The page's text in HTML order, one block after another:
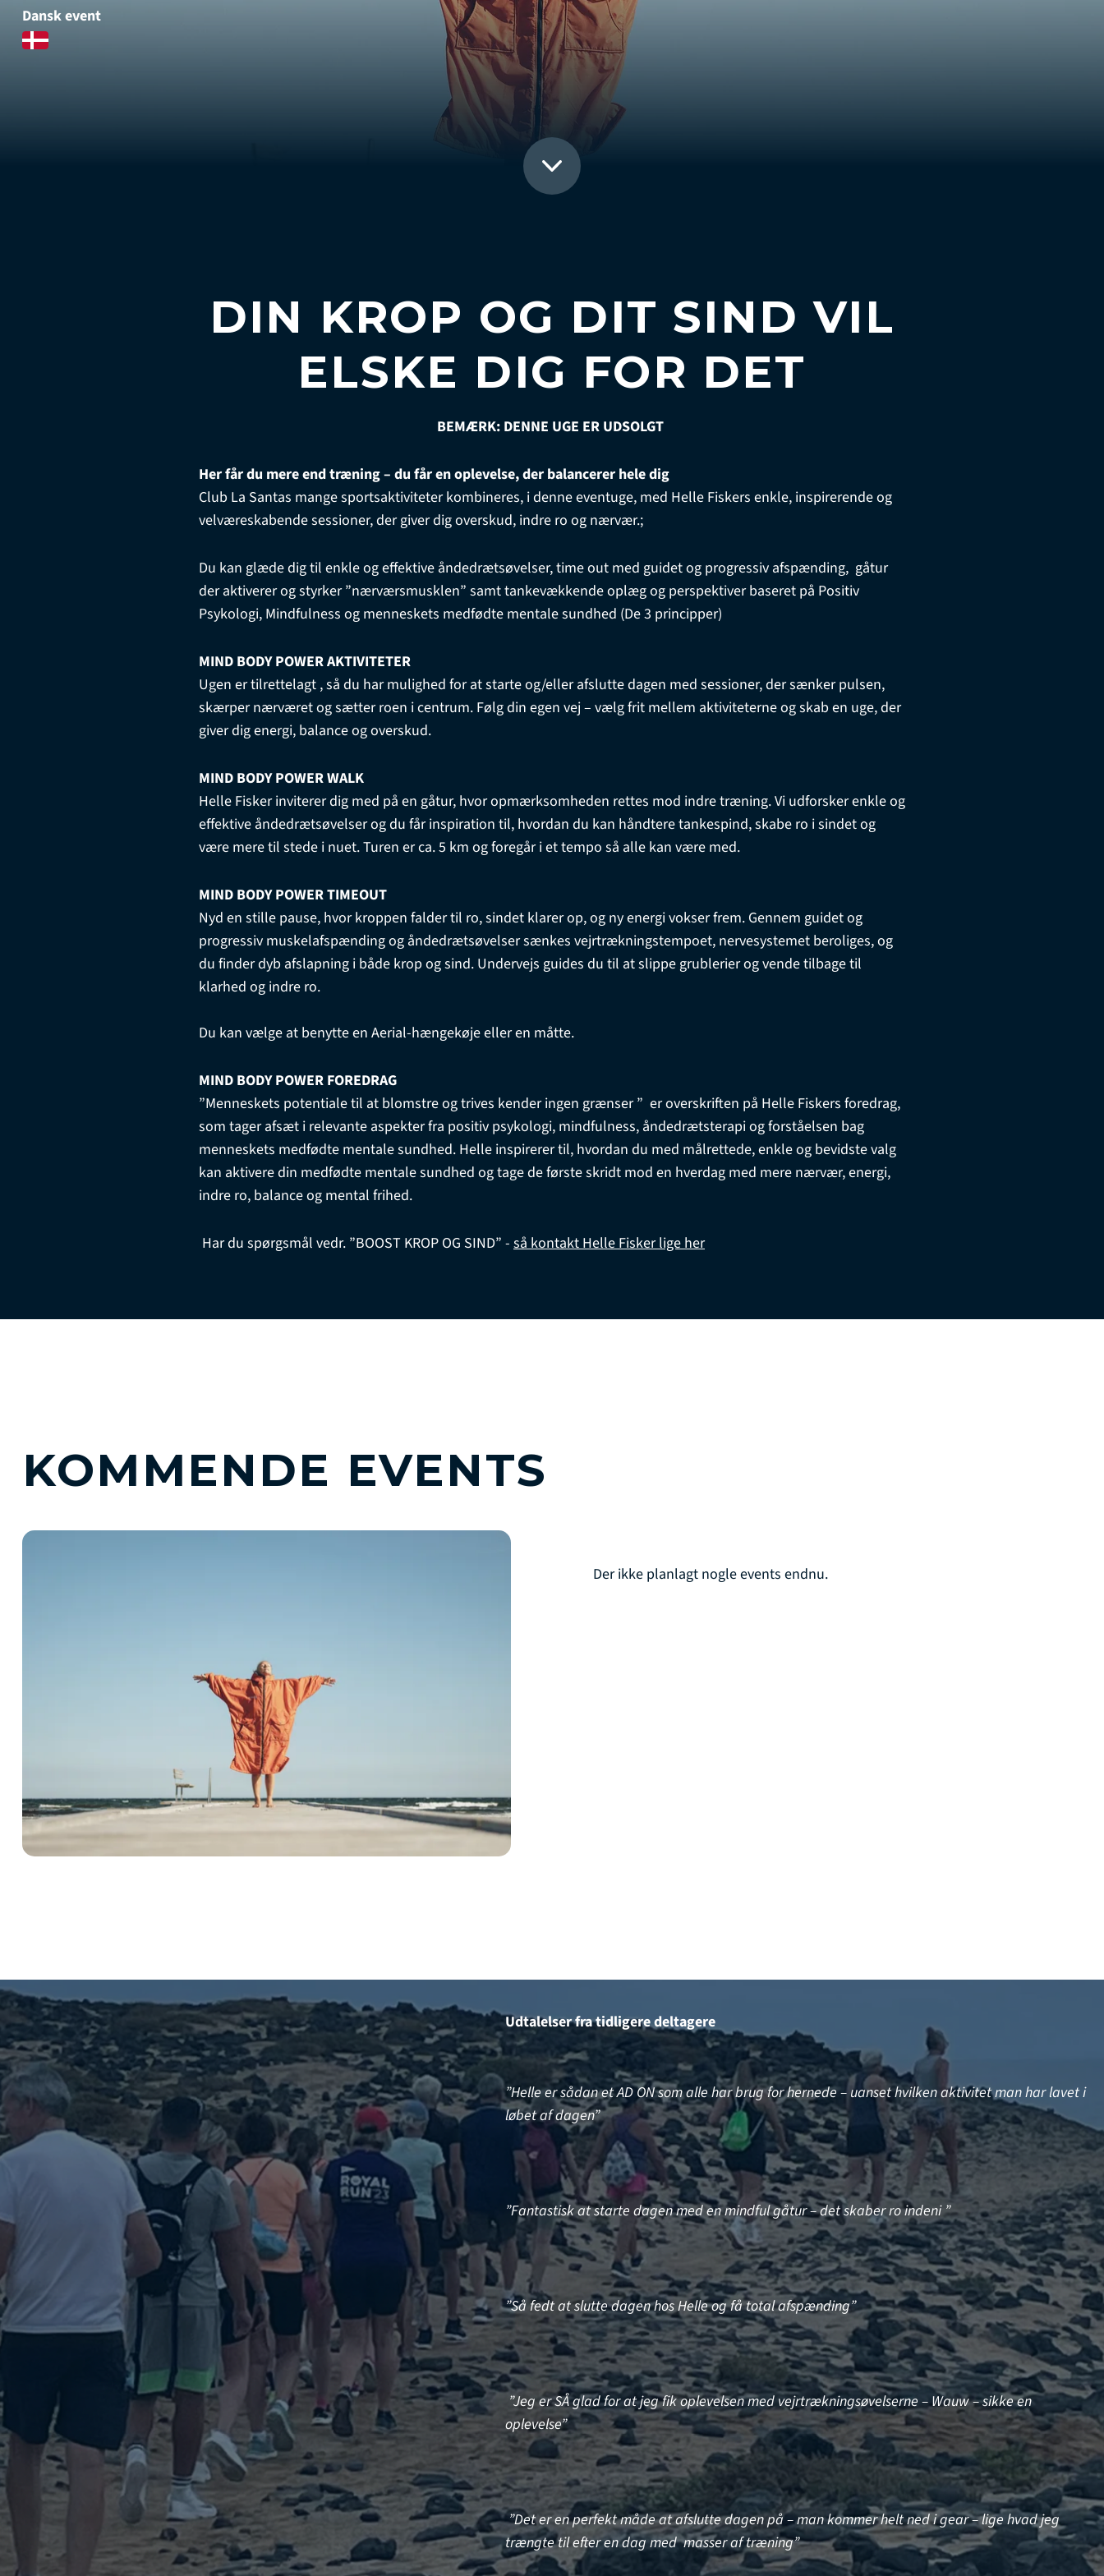
Dansk event
DIN KROP OG DIT SIND VIL
ELSKE DIG FOR DET
BEMÆRK: DENNE UGE ER UDSOLGT
Her får du mere end træning – du får en oplevelse, der balancerer hele dig
Club La Santas mange sportsaktiviteter kombineres, i denne eventuge, med Helle Fiskers enkle, inspirerende og
velværeskabende sessioner, der giver dig overskud, indre ro og nærvær.;
Du kan glæde dig til enkle og effektive åndedrætsøvelser, time out med guidet og progressiv afspænding, gåtur
der aktiverer og styrker ”nærværsmusklen” samt tankevækkende oplæg og perspektiver baseret på Positiv
Psykologi, Mindfulness og menneskets medfødte mentale sundhed (De 3 principper)
MIND BODY POWER AKTIVITETER
Ugen er tilrettelagt , så du har mulighed for at starte og/eller afslutte dagen med sessioner, der sænker pulsen,
skærper nærværet og sætter roen i centrum. Følg din egen vej – vælg frit mellem aktiviteterne og skab en uge, der
giver dig energi, balance og overskud.
MIND BODY POWER WALK
Helle Fisker inviterer dig med på en gåtur, hvor opmærksomheden rettes mod indre træning. Vi udforsker enkle og
effektive åndedrætsøvelser og du får inspiration til, hvordan du kan håndtere tankespind, skabe ro i sindet og
være mere til stede i nuet. Turen er ca. 5 km og foregår i et tempo så alle kan være med.
MIND BODY POWER TIMEOUT
Nyd en stille pause, hvor kroppen falder til ro, sindet klarer op, og ny energi vokser frem. Gennem guidet og
progressiv muskelafspænding og åndedrætsøvelser sænkes vejrtrækningstempoet, nervesystemet beroliges, og
du finder dyb afslapning i både krop og sind. Undervejs guides du til at slippe grublerier og vende tilbage til
klarhed og indre ro.
Du kan vælge at benytte en Aerial-hængekøje eller en måtte.
MIND BODY POWER FOREDRAG
”Menneskets potentiale til at blomstre og trives kender ingen grænser ” er overskriften på Helle Fiskers foredrag,
som tager afsæt i relevante aspekter fra positiv psykologi, mindfulness, åndedrætsterapi og forståelsen bag
menneskets medfødte mentale sundhed. Helle inspirerer til, hvordan du med målrettede, enkle og bevidste valg
kan aktivere din medfødte mentale sundhed og tage de første skridt mod en hverdag med mere nærvær, energi,
indre ro, balance og mental frihed.
Har du spørgsmål vedr. ”BOOST KROP OG SIND” - så kontakt Helle Fisker lige her
KOMMENDE EVENTS
Der ikke planlagt nogle events endnu.
Udtalelser fra tidligere deltagere
”Helle er sådan et AD ON som alle har brug for hernede – uanset hvilken aktivitet man har lavet i
løbet af dagen”
”Fantastisk at starte dagen med en mindful gåtur – det skaber ro indeni ”
”Så fedt at slutte dagen hos Helle og få total afspænding”
”Jeg er SÅ glad for at jeg fik oplevelsen med vejrtrækningsøvelserne – Wauw – sikke en
oplevelse”
”Det er en perfekt måde at afslutte dagen på – man kommer helt ned i gear – lige hvad jeg
trængte til efter en dag med masser af træning”